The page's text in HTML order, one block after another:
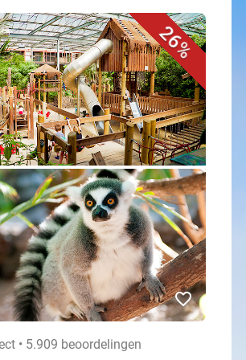
26%
favorite_border
• 5.909 beoordelingen